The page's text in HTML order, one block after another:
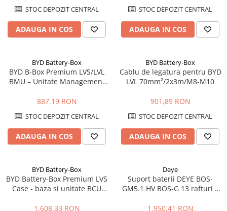
Cablu solar
Cabluri coaxiale TV
Cabluri curenti slabi
Cabluri Electrice
Cabluri energie joasa tensiune -
bransament
Cabluri aluminiu nearmat
Cabluri aluminiu torsadat/aerian
Cabluri energie joasa tensiune -
STOC DEPOZIT CENTRAL
ADAUGA IN COS
STOC DEPOZIT CENTRAL
ADAUGA IN COS
BYD Battery-Box
BYD B-Box Premium LVS/LVL
BMU – Unitate Management
887,19 RON
STOC DEPOZIT CENTRAL
ADAUGA IN COS
BYD Battery-Box
Cablu de legatura pentru BYD
LVL 70mm²/2x3m/M8-M10
901,89 RON
STOC DEPOZIT CENTRAL
ADAUGA IN COS
BYD Battery-Box
BYD Battery-Box Premium LVS
Case - baza si unitate BCU
tensiune
1.608,33 RON
Deye
Suport baterii DEYE BOS-
GM5.1 HV BOS-G 13 rafturi |
1.950,41 RON